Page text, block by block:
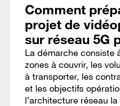
Comment
projet de
sur réseau 5G
La démarche consiste
zones à couvrir, les
à transporter, les
et les objectifs
l’architecture réseau